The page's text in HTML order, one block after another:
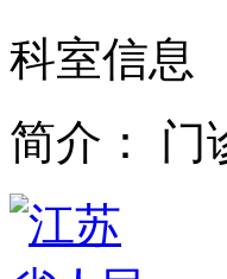
科室信息
简介：
门